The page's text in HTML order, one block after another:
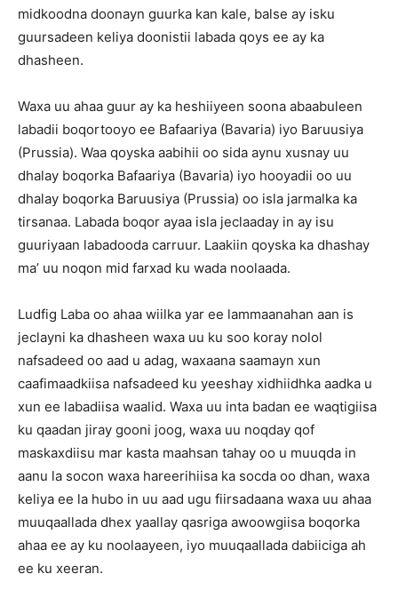
midkoodna doonayn guurka kan kale, balse ay isku
guursadeen keliya doonistii labada qoys ee ay ka
dhasheen.
Waxa uu ahaa guur ay ka heshiiyeen soona abaabuleen
labadii boqortooyo ee Bafaariya (Bavaria) iyo Baruusiya
(Prussia). Waa qoyska aabihii oo sida aynu xusnay uu
dhalay boqorka Bafaariya (Bavaria) iyo hooyadii oo uu
dhalay boqorka Baruusiya (Prussia) oo isla jarmalka ka
tirsanaa. Labada boqor ayaa isla jeclaaday in ay isu
guuriyaan labadooda carruur. Laakiin qoyska ka dhashay
ma’ uu noqon mid farxad ku wada noolaada.
Ludfig Laba oo ahaa wiilka yar ee lammaanahan aan is
jeclayni ka dhasheen waxa uu ku soo koray nolol
nafsadeed oo aad u adag, waxaana saamayn xun
caafimaadkiisa nafsadeed ku yeeshay xidhiidhka aadka u
xun ee labadiisa waalid. Waxa uu inta badan ee waqtigiisa
ku qaadan jiray gooni joog, waxa uu noqday qof
maskaxdiisu mar kasta maahsan tahay oo u muuqda in
aanu la socon waxa hareerihiisa ka socda oo dhan, waxa
keliya ee la hubo in uu aad ugu fiirsadaana waxa uu ahaa
muuqaallada dhex yaallay qasriga awoowgiisa boqorka
ahaa ee ay ku noolaayeen, iyo muuqaallada dabiiciga ah
ee ku xeeran.